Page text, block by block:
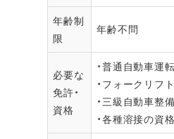
年齢制
限
年齢不問
必要な
免許・
資格
・普通自動車運
・フォークリフ
・三級自動車整
・各種溶接の資